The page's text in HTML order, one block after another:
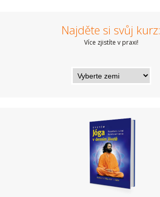
Najděte si svůj kurz:
Více zjistíte v praxi!